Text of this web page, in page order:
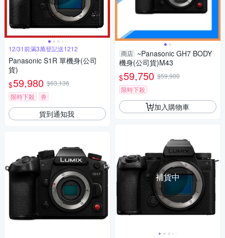
12/31前滿3萬登記送1212
Panasonic S1R 單機身(公司
貨)
$59,980 $63,136
限時下殺
券
貨到通知我
商店 ~Panasonic GH7 BODY
機身(公司貨)M43
$59,750 $59,900
限時下殺
加入購物車
補貨中